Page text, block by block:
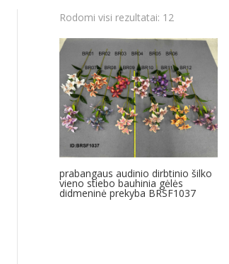
Rodomi visi rezultatai: 12Rūšiuojama
naujausią
prabangaus audinio dirbtinio šilko
vieno stiebo bauhinia gėlės
didmeninė prekyba BRSF1037